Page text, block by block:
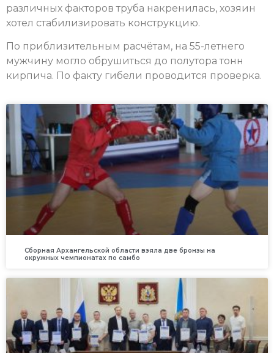
различных факторов труба накренилась, хозяин
хотел стабилизировать конструкцию.
По приблизительным расчётам, на 55-летнего
мужчину могло обрушиться до полутора тонн
кирпича. По факту гибели проводится проверка.
Сборная Архангельской области взяла две бронзы на
окружных чемпионатах по самбо